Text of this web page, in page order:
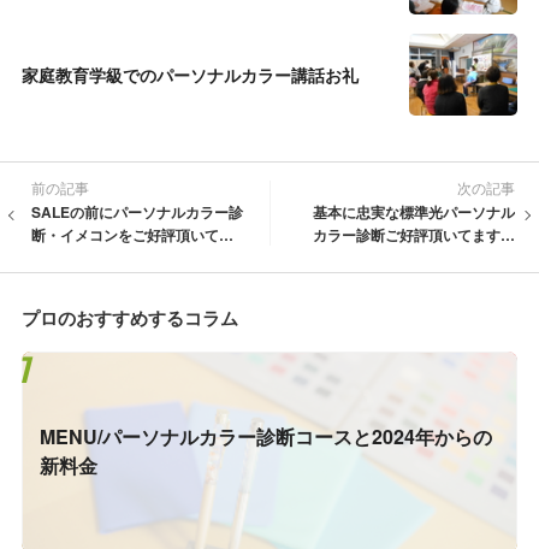
家庭教育学級でのパーソナルカラー講話お礼
前の記事
SALEの前にパーソナルカラー診
断・イメコンをご好評頂いてま
次の記事
基本に忠実な標準光パーソナル
カラー診断ご好評頂いてます＠
プロのおすすめするコラム
MENU/パーソナルカラー診断コースと2024年からの
新料金